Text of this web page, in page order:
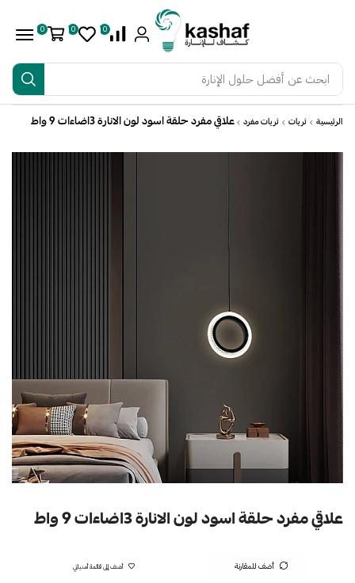
ابحث عن أفضل حلول الإنارة
0
0
0
الرئيسية ثريات ثريات مفرد علاقي مفرد حلقة اسود لون الانارة 3اضاءات 9 واط
علاقي مفرد حلقة اسود لون الانارة 3اضاءات 9 واط
أضف للمقارنة أضف إلى قائمة أمنياتي